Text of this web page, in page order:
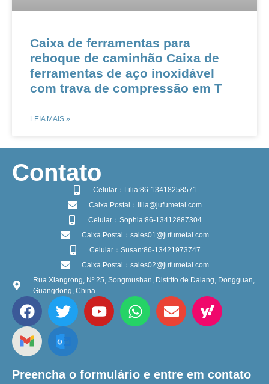
Caixa de ferramentas para
reboque de caminhão Caixa de
ferramentas de aço inoxidável
com trava de compressão em T
LEIA MAIS »
​Contato
Celular：Lilia:86-13418258571
Caixa Postal：lilia@jufumetal.com
Celular：Sophia:86-13412887304
Caixa Postal：sales01@jufumetal.com
Celular：Susan:86-13421973747
Caixa Postal：sales02@jufumetal.com
Rua Xiangrong, Nº 25, Songmushan, Distrito de Dalang, Dongguan,
Guangdong, China
Preencha o formulário e entre em contato